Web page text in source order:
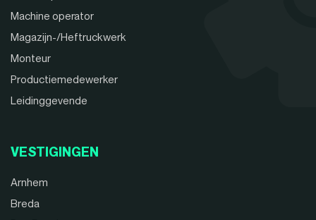
Machine operator
Magazijn-/Heftruckwerk
Monteur
Productiemedewerker
Leidinggevende
VESTIGINGEN
Arnhem
Breda